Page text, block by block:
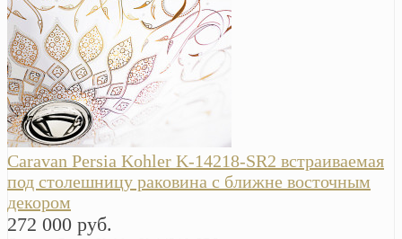
Caravan Persia Kohler K-14218-SR2 встраиваемая
под столешницу раковина с ближне восточным
декором
272 000 руб.